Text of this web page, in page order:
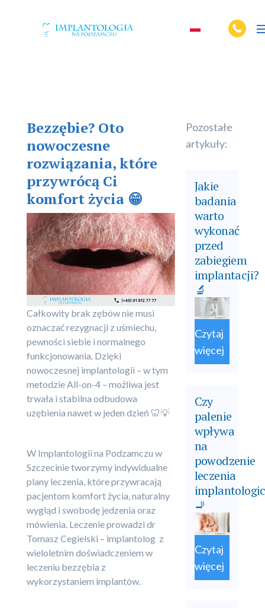
Bezzębie? Oto
nowoczesne
rozwiązania, które
przywrócą Ci
komfort życia 😁
Całkowity brak zębów nie musi
oznaczać rezygnacji z uśmiechu,
pewności siebie i normalnego
funkcjonowania. Dzięki
nowoczesnej implantologii – w tym
metodzie All-on-4 – możliwa jest
trwała i stabilna odbudowa
uzębienia nawet w jeden dzień 🦷💡
W Implantologii na Podzamczu w
Szczecinie tworzymy indywidualne
plany leczenia, które przywracają
pacjentom komfort życia, naturalny
wygląd i swobodę jedzenia oraz
mówienia. Leczenie prowadzi dr
Tomasz Cegielski – implantolog z
wieloletnim doświadczeniem w
leczeniu bezzębia z
wykorzystaniem implantów.
Pozostałe
artykuły:
Jakie
badania
warto
wykonać
przed
zabiegiem
implantacji?
🔬
Czytaj
więcej
Czy
palenie
wpływa
na
powodzenie
leczenia
🚬
Czytaj
więcej